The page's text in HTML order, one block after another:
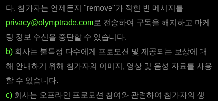
다. 참가자는 언제든지 "remove"가 적힌 빈 메시지를
privacy@olymptrade.com로 전송하여 구독을 해지하고 마케
팅 정보 수신을 중단할 수 있습니다.
b) 회사는 불특정 다수에게 프로모션 및 제공되는 보상에 대
해 안내하기 위해 참가자의 이미지, 영상 및 음성 자료를 사용
할 수 있습니다.
c) 회사는 오프라인 프로모션 참여와 관련하여 참가자의 생